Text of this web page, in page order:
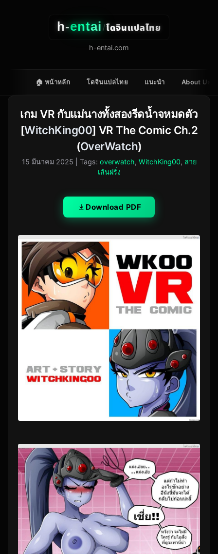
h-entai/โดจินแปลไทย
h-entai.com
🏠 หน้าหลัก โดจินแปลไทย แนะนำ About Us
เกม VR กับแม่นางทั้งสองรีดน้ำจหมดตัว
[WitchKing00] VR The Comic Ch.2
(OverWatch)
15 มีนาคม 2025 | Tags: overwatch, WitchKing00, ลาย
เส้นฝรั่ง
Download PDF